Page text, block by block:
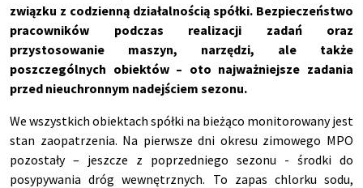
związku z codzienną działalnością spółki. Bezpieczeństwo
pracowników podczas realizacji zadań oraz
przystosowanie maszyn, narzędzi, ale także
poszczególnych obiektów – oto najważniejsze zadania
przed nieuchronnym nadejściem sezonu.
We wszystkich obiektach spółki na bieżąco monitorowany jest
stan zaopatrzenia. Na pierwsze dni okresu zimowego MPO
pozostały – jeszcze z poprzedniego sezonu - środki do
posypywania dróg wewnętrznych. To zapas chlorku sodu,